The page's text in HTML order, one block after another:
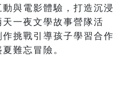
與電影體驗，打造沉浸
⼀夜文學故事營隊活
挑戰引導孩⼦學習合作
難忘冒險。